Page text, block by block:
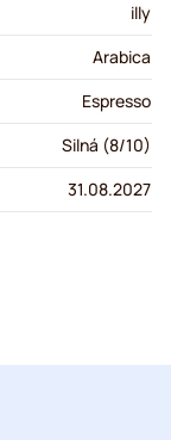
illy
Arabica
Espresso
Silná (8/10)
31.08.2027